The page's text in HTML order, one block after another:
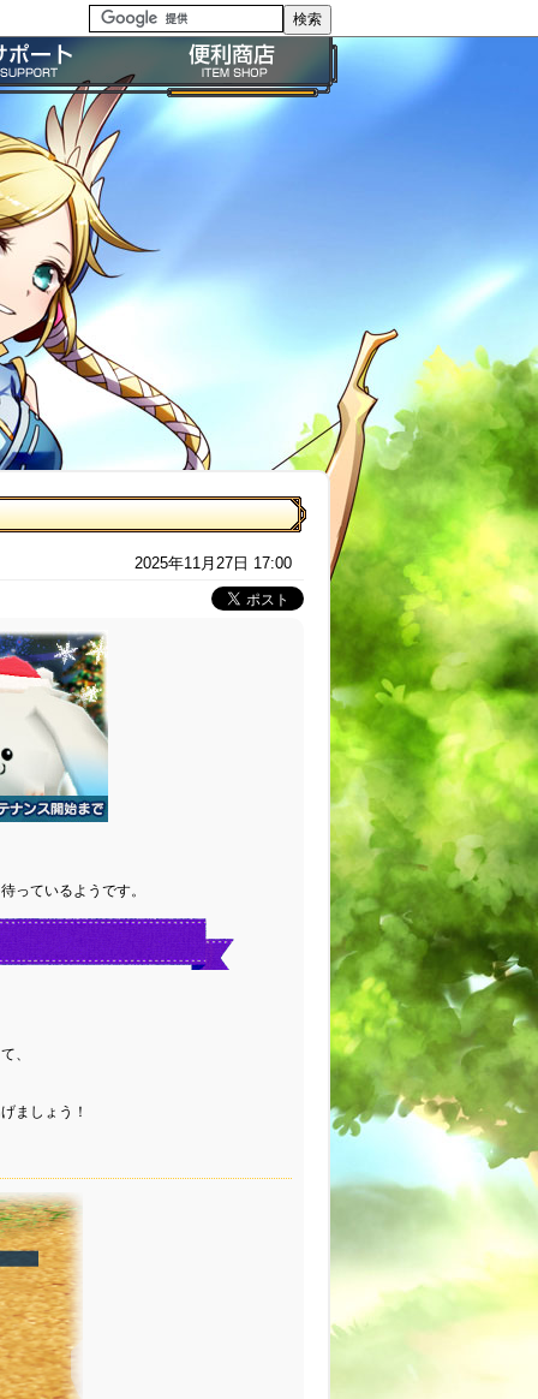
る質問・FAQ
い合わせ
ドライン
用規約
便利商店ガイド
BP購入ガイド
2025年11月27日 17:00
っているようです。
、
ましょう！